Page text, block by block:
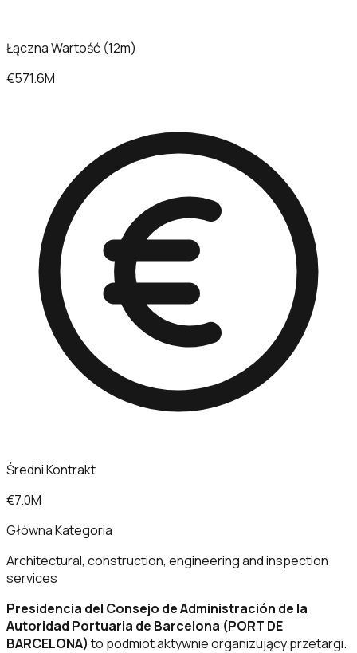
Łączna Wartość (12m)
€571.6M
Średni Kontrakt
€7.0M
Główna Kategoria
Architectural, construction, engineering and inspection
services
Presidencia del Consejo de Administración de la
Autoridad Portuaria de Barcelona (PORT DE
BARCELONA) to podmiot aktywnie organizujący przetargi.